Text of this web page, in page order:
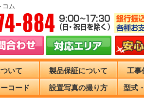
コム
いて 製品保証について 工事
コード 設置写真の撮り方 型式